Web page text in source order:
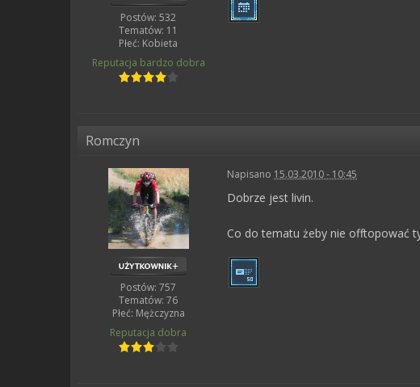
Postów: 532
Tematów: 11
Płeć: Kobieta
Reputacja bardzo dobra
Romczyn
Postów: 757
Tematów: 76
Płeć: Mężczyzna
Reputacja dobra
Napisano 15.03.2010 - 10:45
Dobrze jest livin.
Co do tematu żeby nie offtopować